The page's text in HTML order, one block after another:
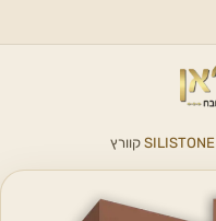
SILISTONE